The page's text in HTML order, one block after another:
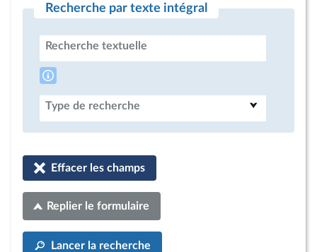
Recherche par texte intégral
Recherche textuelle
Type de recherche
Effacer les champs
Replier le formulaire
Lancer la recherche